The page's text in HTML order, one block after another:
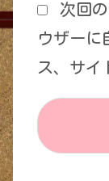
次回
ウザーに
ス、サイ